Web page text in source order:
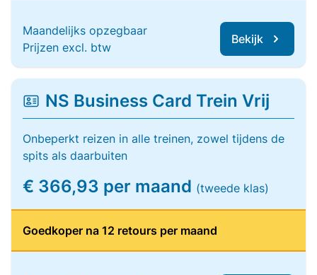
Maandelijks opzegbaar
Prijzen excl. btw
Bekijk
NS Business Card Trein Vrij
Onbeperkt reizen in alle treinen, zowel tijdens de
spits als daarbuiten
€ 366,93 per maand (tweede klas)
Goedkoper na 12 retours per maand